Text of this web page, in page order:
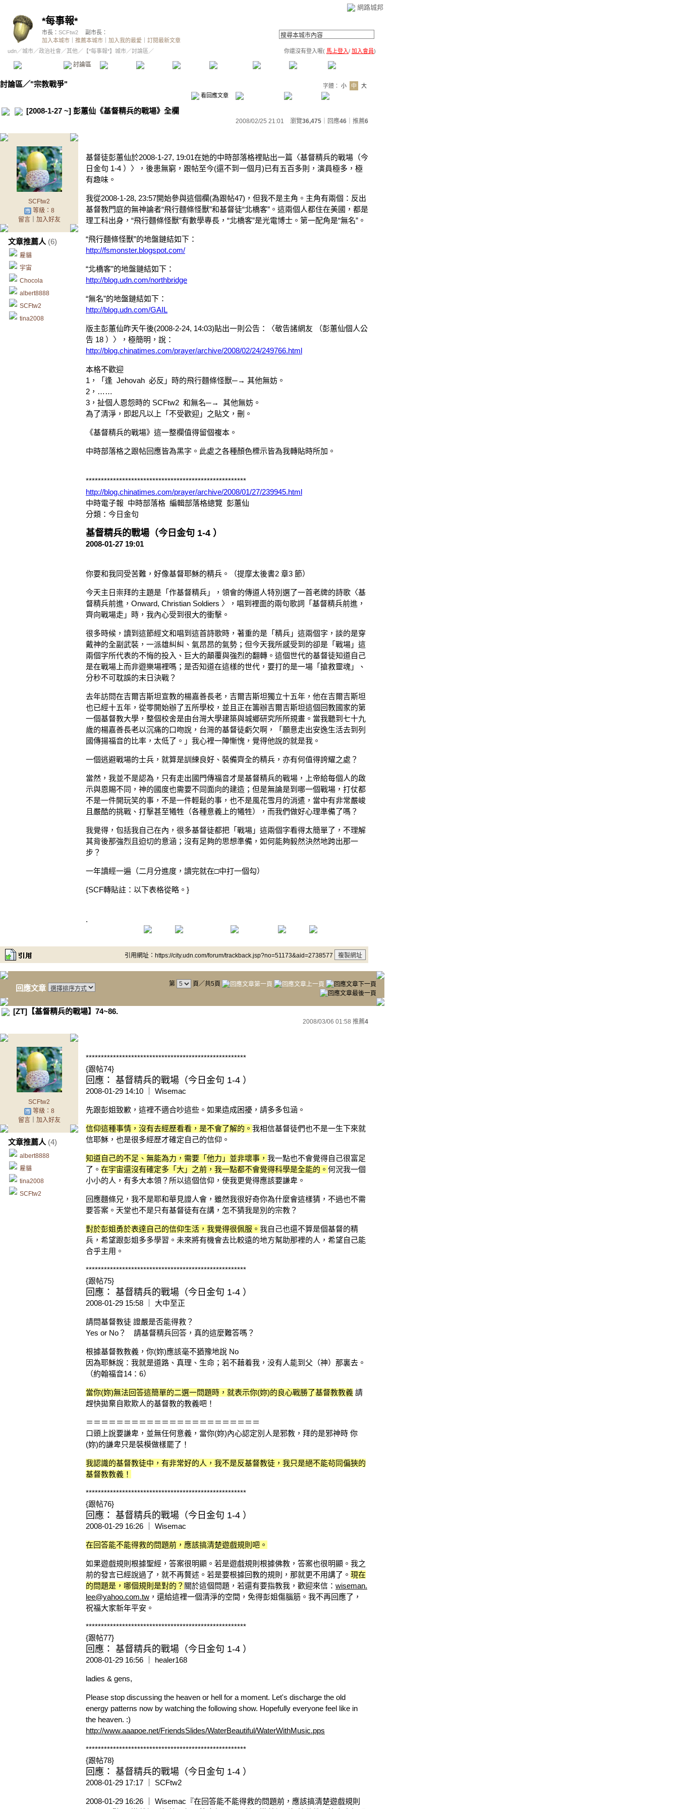
網路城邦
*每事報*
市長： SCFtw2
副市長：
加入本城市
推薦本城市 加入我的最愛
訂閱最新文章
udn／城市／政治社會 ／其他 ／ 【*每事報*】城市／討論區／ 你還沒有登入喔( 馬上登入/ 加入會員)
討論區 精華區 投票區 影像館 公告區 訪客簿 市政中心
討論區／"宗教戰爭" 字體： 小 中
大
看回應文章
[2008-1-27 ~] 彭蕙仙《基督精兵的戰場》全欄
2008/02/25 21:01 瀏覽36,475 ｜回應46 推薦6
SCFtw2
等級：8
留言｜ 加入好友
文章推薦人 (6)
雇貓
宇宙
Chocola
albert8888
SCFtw2
tina2008
基督徒彭蕙仙於2008-1-27, 19:01在她的中時部落格裡貼出一篇〈基督精兵的戰場（今
日金句 1-4 ）〉，後患無窮，跟帖至今(還不到一個月)已有五百多則，演員極多，極
有趣味。
我從2008-1-28, 23:57開始參與這個欄(為跟帖47)，但我不是主角。主角有兩個：反出
基督教門庭的無神論者“飛行麵條怪獸”和基督徒“北橋客”。這兩個人都住在美國，都是
理工科出身，“飛行麵條怪獸”有數學專長，“北橋客”是光電博士。第一配角是“無名”。
“飛行麵條怪獸”的地盤鏈結如下：
http://fsmonster.blogspot.com/
“北橋客”的地盤鏈結如下：
http://blog.udn.com/northbridge
“無名”的地盤鏈結如下：
http://blog.udn.com/GAIL
版主彭蕙仙昨天午後(2008-2-24, 14:03)貼出一則公告：〈敬告諸網友 （彭蕙仙個人公
告 18 ）〉，極簡明，說：
http://blog.chinatimes.com/prayer/archive/2008/02/24/249766.html
本格不歡迎
1，「逢 Jehovah 必反」時的飛行麵條怪獸─→ 其他無妨。
2，……
3，扯個人恩怨時的 SCFtw2 和無名─→ 其他無妨。
為了清淨，即起凡以上「不受歡迎」之貼文，刪。
《基督精兵的戰場》這一整欄值得留個複本。
中時部落格之跟帖回應皆為黑字。此處之各種顏色標示皆為我轉貼時所加。
*****************************************************
http://blog.chinatimes.com/prayer/archive/2008/01/27/239945.html
中時電子報 中時部落格 編輯部落格總覽 彭蕙仙
分類：今日金句
基督精兵的戰場（今日金句 1-4 ）
2008-01-27 19:01
你要和我同受苦難，好像基督耶穌的精兵。（提摩太後書2 章3 節）
今天主日崇拜的主題是「作基督精兵」，領會的傳道人特別選了一首老牌的詩歌〈基
督精兵前進，Onward, Christian Soldiers 〉，唱到裡面的兩句歌詞「基督精兵前進，
齊向戰場走」時，我內心受到很大的衝擊。
很多時候，讀到這節經文和唱到這首詩歌時，著重的是「精兵」這兩個字，談的是穿
戴神的全副武裝，一派雄糾糾、氣昂昂的氣勢；但今天我所感受到的卻是「戰場」這
兩個字所代表的不悔的投入、巨大的顛覆與強烈的翻轉。這個世代的基督徒知道自己
是在戰場上而非遊樂場裡嗎；是否知道在這樣的世代，要打的是一場「搶救靈魂」、
分秒不可耽誤的末日決戰？
去年訪問在吉爾吉斯坦宣教的楊嘉善長老，吉爾吉斯坦獨立十五年，他在吉爾吉斯坦
也已經十五年，從零開始辦了五所學校，並且正在籌辦吉爾吉斯坦這個回教國家的第
一個基督教大學，整個校舍是由台灣大學建築與城鄉研究所所規畫。當我聽到七十九
歲的楊嘉善長老以沉痛的口吻說，台灣的基督徒虧欠啊，「願意走出安逸生活去到列
國傳揚福音的比率，太低了。」我心裡一陣慚愧，覺得他說的就是我。
一個逃避戰場的士兵，就算是訓練良好、裝備齊全的精兵，亦有何值得誇耀之處？
當然，我並不是認為，只有走出國門傳福音才是基督精兵的戰場，上帝給每個人的啟
示與恩賜不同，神的國度也需要不同面向的建造；但是無論是到哪一個戰場，打仗都
不是一件開玩笑的事，不是一件輕鬆的事，也不是風花雪月的消遣，當中有非常嚴峻
且嚴酷的挑戰、打擊甚至犧牲（各種意義上的犧牲），而我們做好心理準備了嗎？
我覺得，包括我自己在內，很多基督徒都把「戰場」這兩個字看得太簡單了，不理解
其背後那強烈且迫切的意涵；沒有足夠的思想準備，如何能夠毅然決然地跨出那一
步？
一年讀經一遍（二月分進度，讀完就在□中打一個勾）
{SCF轉貼註：以下表格從略。}
.
引用網址：https://city.udn.com/forum/trackback.jsp?no=51173&aid=2738577
回應文章 第 頁／共5頁
[ZT]【基督精兵的戰場】74~86.
2008/03/06 01:58 推薦4
SCFtw2
等級：8
留言｜ 加入好友
文章推薦人 (4)
albert8888
雇貓
tina2008
SCFtw2
*****************************************************
{跟帖74}
回應： 基督精兵的戰場（今日金句 1-4 ）
2008-01-29 14:10 ｜ Wisemac
先跟彭姐致歉，這裡不適合吵這些。如果造成困擾，請多多包涵。
信仰這種事情，沒有去經歷看看，是不會了解的。 我相信基督徒們也不是一生下來就
信耶穌，也是很多經歷才確定自己的信仰。
知道自己的不足、無能為力，需要「他力」並非壞事， 我一點也不會覺得自己很富足
了。 在宇宙還沒有確定多「大」之前，我一點都不會覺得科學是全能的。 何況我一個
小小的人，有多大本領？所以這個信仰，使我更覺得應該要謙卑。
回應麵條兄，我不是耶和華見證人會，雖然我很好奇你為什麼會這樣猜，不過也不需
要答案。天堂也不是只有基督徒有在講，怎不猜我是別的宗教？
對於彭姐勇於表達自己的信仰生活，我覺得很佩服。 我自己也還不算是個基督的精
兵，希望跟彭姐多多學習。未來將有機會去比較遠的地方幫助那裡的人，希望自己能
合乎主用。
*****************************************************
{跟帖75}
回應： 基督精兵的戰場（今日金句 1-4 ）
2008-01-29 15:58 ｜ 大中至正
請問基督教徒 證嚴是否能得救？
Yes or No？ 請基督精兵回答，真的這麼難答嗎？
根據基督教教義，你(妳)應該毫不猶豫地說 No
因為耶穌說：我就是道路、真理、生命；若不藉着我，没有人能到父（神）那裏去。
（約翰福音14：6）
當你(妳)無法回答這簡單的二選一問題時，就表示你(妳)的良心戰勝了基督教教義 請
趕快拋棄自欺欺人的基督教的教義吧！
＝＝＝＝＝＝＝＝＝＝＝＝＝＝＝＝＝＝＝＝＝＝＝
口頭上說要謙卑，並無任何意義，當你(妳)內心認定別人是邪教，拜的是邪神時 你
(妳)的謙卑只是裝模做樣罷了！
我認識的基督教徒中，有非常好的人，我不是反基督教徒，我只是絕不能茍同偏狹的
基督教教義！
*****************************************************
{跟帖76}
回應： 基督精兵的戰場（今日金句 1-4 ）
2008-01-29 16:26 ｜ Wisemac
在回答能不能得救的問題前，應該搞清楚遊戲規則吧。
如果遊戲規則根據聖經，答案很明顯。若是遊戲規則根據佛教，答案也很明顯。我之
前的發言已經說過了，就不再贅述。若是要根據回教的規則，那就更不用講了。 現在
的問題是，哪個規則是對的？ 關於這個問題，若還有要指教我，歡迎來信： wiseman.
lee@yahoo.com.tw ，還給這裡一個清淨的空間，免得彭姐傷腦筋。我不再回應了，
祝福大家新年平安。
*****************************************************
{跟帖77}
回應： 基督精兵的戰場（今日金句 1-4 ）
2008-01-29 16:56 ｜ healer168
ladies & gens,
Please stop discussing the heaven or hell for a moment. Let's discharge the old
energy patterns now by watching the following show. Hopefully everyone feel like in
the heaven. :)
http://www.aaapoe.net/FriendsSlides/WaterBeautiful/WaterWithMusic.pps
*****************************************************
{跟帖78}
回應： 基督精兵的戰場（今日金句 1-4 ）
2008-01-29 17:17 ｜ SCFtw2
2008-01-29 16:26 ｜ Wisemac『在回答能不能得救的問題前，應該搞清楚遊戲規則